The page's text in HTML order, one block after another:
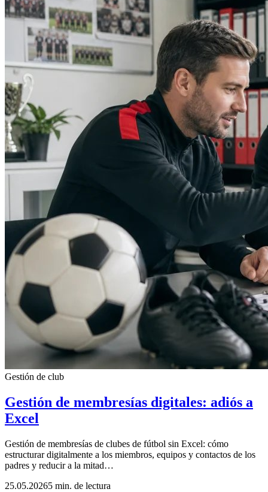
Gestión de club
Gestión de membresías digitales: adiós a
Excel
Gestión de membresías de clubes de fútbol sin Excel: cómo
estructurar digitalmente a los miembros, equipos y contactos de los
padres y reducir a la mitad…
25.05.20265 min. de lectura